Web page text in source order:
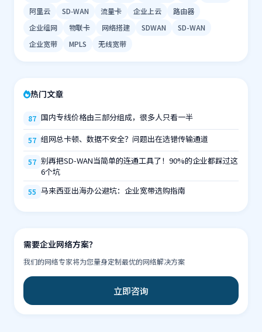
阿里云
SD‑WAN 流量卡 企业上云
路由器
企业组网
物联卡 网络搭建 SDWAN
SD-WAN
企业宽带
MPLS 无线宽带
热门文章
87 国内专线价格由三部分组成，很多人只看一半
57 组网总卡顿、数据不安全？问题出在选错传输通道
57 别再把SD-WAN当简单的连通工具了！90%的企业都踩过这
6个坑
55 马来西亚出海办公避坑：企业宽带选购指南
需要企业网络方案？
我们的网络专家将为您量身定制最优的网络解决方案
立即咨询